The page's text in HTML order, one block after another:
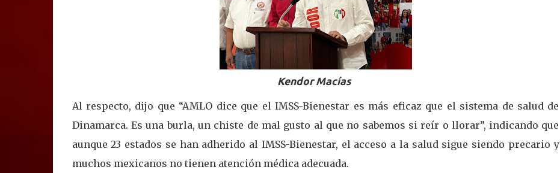
Kendor Macías
Al respecto, dijo que “AMLO dice que el IMSS-Bienestar es más eficaz que el sistema de salud de
Dinamarca. Es una burla, un chiste de mal gusto al que no sabemos si reír o llorar”, indicando que
aunque 23 estados se han adherido al IMSS-Bienestar, el acceso a la salud sigue siendo precario y
muchos mexicanos no tienen atención médica adecuada.